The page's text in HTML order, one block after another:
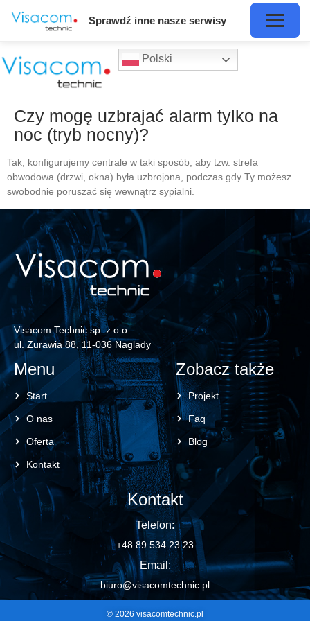
Polski
Czy mogę uzbrajać alarm tylko na
noc (tryb nocny)?
Tak, konfigurujemy centrale w taki sposób, aby tzw. strefa
obwodowa (drzwi, okna) była uzbrojona, podczas gdy Ty możesz
swobodnie poruszać się wewnątrz sypialni.
Visacom Technic sp. z o.o.
ul. Żurawia 88, 11-036 Naglady
Menu
Start
O nas
Oferta
Kontakt
Zobacz także
Projekt
Faq
Blog
Kontakt
Telefon:
+48 89 534 23 23
Email:
biuro@visacomtechnic.pl
© 2026 visacomtechnic.pl
Sprawdź inne nasze serwisy